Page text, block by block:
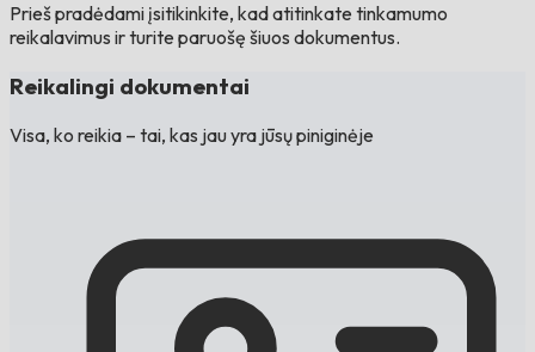
Prieš pradėdami įsitikinkite, kad atitinkate tinkamumo
reikalavimus ir turite paruošę šiuos dokumentus.
Reikalingi dokumentai
Visa, ko reikia – tai, kas jau yra jūsų piniginėje